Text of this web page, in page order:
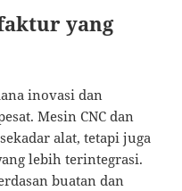
yang
inovasi dan
Mesin CNC dan
alat, tetapi juga
lebih terintegrasi.
buatan dan